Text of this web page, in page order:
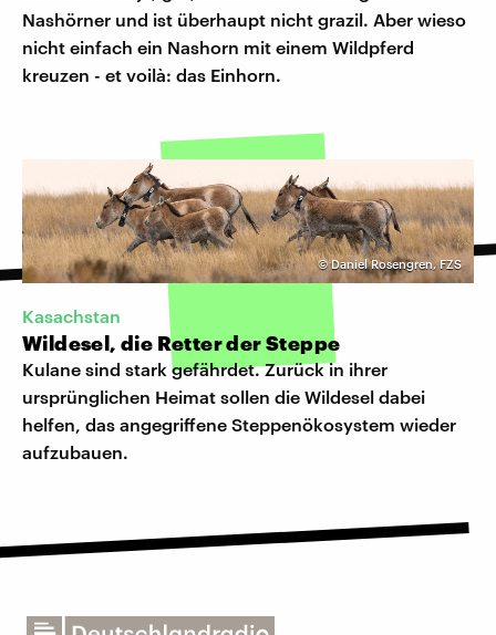
Nashörner und ist überhaupt nicht grazil. Aber wieso
nicht einfach ein Nashorn mit einem Wildpferd
kreuzen - et voilà: das Einhorn.
©Daniel Rosengren, FZS
Kasachstan
Wildesel, die Retter der Steppe
Kulane sind stark gefährdet. Zurück in ihrer
ursprünglichen Heimat sollen die Wildesel dabei
helfen, das angegriffene Steppenökosystem wieder
aufzubauen.